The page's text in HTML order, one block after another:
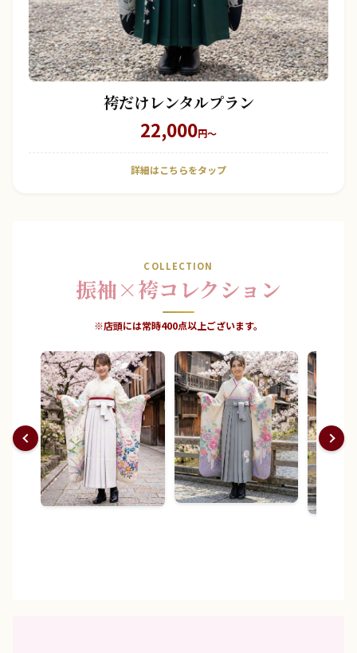
袴だけレンタルプラン
22,000円〜
詳細はこちらをタップ
COLLECTION
振袖×袴コレクション
※店頭には常時400点以上ございます。